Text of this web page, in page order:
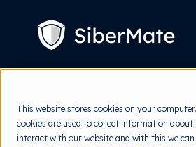
This website stores cookies on your
cookies are used to collect information about
interact with our website and with this we
children
for
Layanan
Harga back to